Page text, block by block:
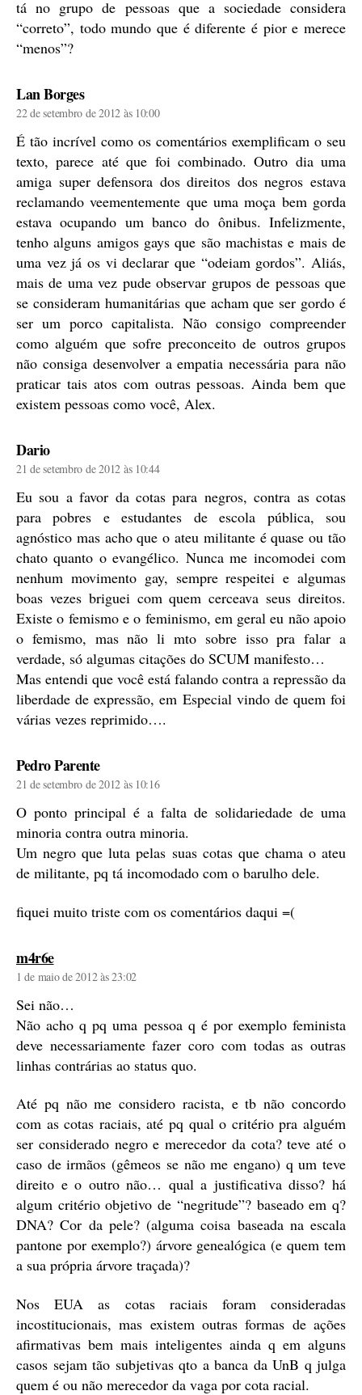
tá no grupo de pessoas que a sociedade considera
“correto”, todo mundo que é diferente é pior e merece
“menos”?
Lan Borgesdiz:
22 de setembro de 2012 às 10:00
É tão incrível como os comentários exemplificam o seu
texto, parece até que foi combinado. Outro dia uma
amiga super defensora dos direitos dos negros estava
reclamando veementemente que uma moça bem gorda
estava ocupando um banco do ônibus. Infelizmente,
tenho alguns amigos gays que são machistas e mais de
uma vez já os vi declarar que “odeiam gordos”. Aliás,
mais de uma vez pude observar grupos de pessoas que
se consideram humanitárias que acham que ser gordo é
ser um porco capitalista. Não consigo compreender
como alguém que sofre preconceito de outros grupos
não consiga desenvolver a empatia necessária para não
praticar tais atos com outras pessoas. Ainda bem que
existem pessoas como você, Alex.
Dariodiz:
21 de setembro de 2012 às 10:44
Eu sou a favor da cotas para negros, contra as cotas
para pobres e estudantes de escola pública, sou
agnóstico mas acho que o ateu militante é quase ou tão
chato quanto o evangélico. Nunca me incomodei com
nenhum movimento gay, sempre respeitei e algumas
boas vezes briguei com quem cerceava seus direitos.
Existe o femismo e o feminismo, em geral eu não apoio
o femismo, mas não li mto sobre isso pra falar a
verdade, só algumas citações do SCUM manifesto…
Mas entendi que você está falando contra a repressão da
liberdade de expressão, em Especial vindo de quem foi
várias vezes reprimido….
Pedro Parentediz:
21 de setembro de 2012 às 10:16
O ponto principal é a falta de solidariedade de uma
minoria contra outra minoria.
Um negro que luta pelas suas cotas que chama o ateu
de militante, pq tá incomodado com o barulho dele.
fiquei muito triste com os comentários daqui =(
m4r6ediz:
1 de maio de 2012 às 23:02
Sei não…
Não acho q pq uma pessoa q é por exemplo feminista
deve necessariamente fazer coro com todas as outras
linhas contrárias ao status quo.
Até pq não me considero racista, e tb não concordo
com as cotas raciais, até pq qual o critério pra alguém
ser considerado negro e merecedor da cota? teve até o
caso de irmãos (gêmeos se não me engano) q um teve
direito e o outro não… qual a justificativa disso? há
algum critério objetivo de “negritude”? baseado em q?
DNA? Cor da pele? (alguma coisa baseada na escala
pantone por exemplo?) árvore genealógica (e quem tem
a sua própria árvore traçada)?
Nos EUA as cotas raciais foram consideradas
incostitucionais, mas existem outras formas de ações
afirmativas bem mais inteligentes ainda q em alguns
casos sejam tão subjetivas qto a banca da UnB q julga
quem é ou não merecedor da vaga por cota racial.